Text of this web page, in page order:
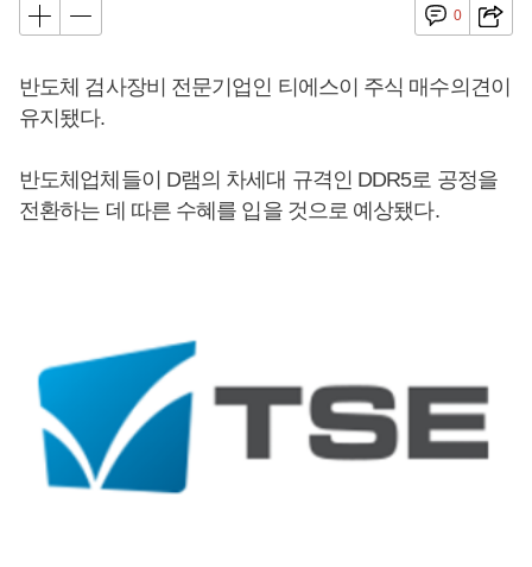
0
반도체 검사장비 전문기업인 티에스이 주식 매수의견이
유지됐다.
반도체업체들이 D램의 차세대 규격인 DDR5로 공정을
전환하는 데 따른 수혜를 입을 것으로 예상됐다.